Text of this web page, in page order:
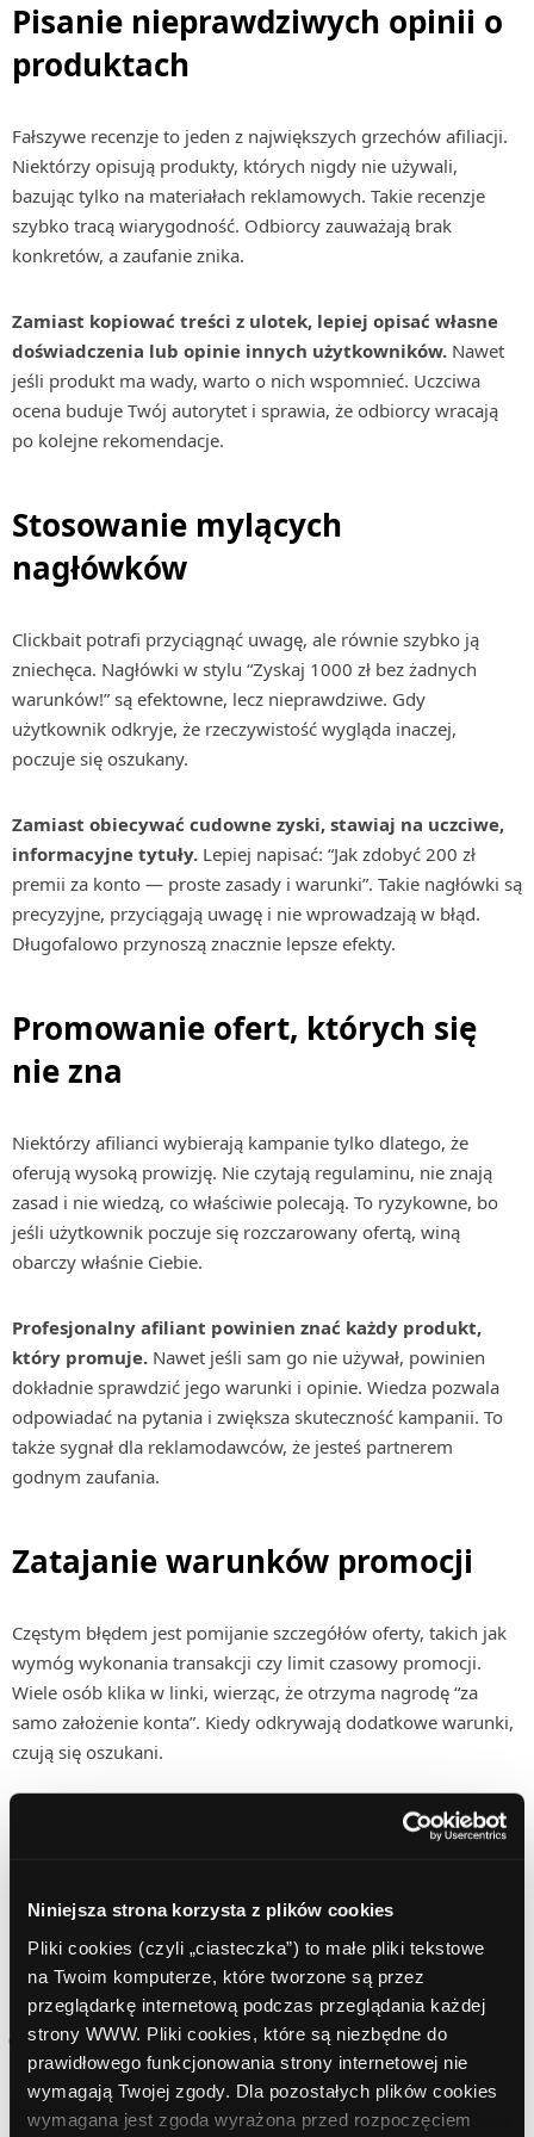
Niniejsza strona korzysta z plików cookies
Pliki cookies (czyli „ciasteczka”) to małe pliki tekstowe
na Twoim komputerze, które tworzone są przez
przeglądarkę internetową podczas przeglądania każdej
strony WWW. Pliki cookies, które są niezbędne do
prawidłowego funkcjonowania strony internetowej nie
wymagają Twojej zgody. Dla pozostałych plików cookies
wymagana jest zgoda wyrażona przed rozpoczęciem
Pisanie nieprawdziwych opinii o
produktach
Fałszywe recenzje to jeden z największych grzechów afiliacji.
Niektórzy opisują produkty, których nigdy nie używali,
bazując tylko na materiałach reklamowych. Takie recenzje
szybko tracą wiarygodność. Odbiorcy zauważają brak
konkretów, a zaufanie znika.
Zamiast kopiować treści z ulotek, lepiej opisać własne
doświadczenia lub opinie innych użytkowników. Nawet
jeśli produkt ma wady, warto o nich wspomnieć. Uczciwa
ocena buduje Twój autorytet i sprawia, że odbiorcy wracają
po kolejne rekomendacje.
Stosowanie mylących
nagłówków
Clickbait potrafi przyciągnąć uwagę, ale równie szybko ją
zniechęca. Nagłówki w stylu “Zyskaj 1000 zł bez żadnych
warunków!” są efektowne, lecz nieprawdziwe. Gdy
użytkownik odkryje, że rzeczywistość wygląda inaczej,
poczuje się oszukany.
Zamiast obiecywać cudowne zyski, stawiaj na uczciwe,
informacyjne tytuły. Lepiej napisać: “Jak zdobyć 200 zł
premii za konto — proste zasady i warunki”. Takie nagłówki są
precyzyjne, przyciągają uwagę i nie wprowadzają w błąd.
Długofalowo przynoszą znacznie lepsze efekty.
Promowanie ofert, których się
nie zna
Niektórzy afilianci wybierają kampanie tylko dlatego, że
oferują wysoką prowizję. Nie czytają regulaminu, nie znają
zasad i nie wiedzą, co właściwie polecają. To ryzykowne, bo
jeśli użytkownik poczuje się rozczarowany ofertą, winą
obarczy właśnie Ciebie.
Profesjonalny afiliant powinien znać każdy produkt,
który promuje. Nawet jeśli sam go nie używał, powinien
dokładnie sprawdzić jego warunki i opinie. Wiedza pozwala
odpowiadać na pytania i zwiększa skuteczność kampanii. To
także sygnał dla reklamodawców, że jesteś partnerem
godnym zaufania.
Zatajanie warunków promocji
Częstym błędem jest pomijanie szczegółów oferty, takich jak
wymóg wykonania transakcji czy limit czasowy promocji.
Wiele osób klika w linki, wierząc, że otrzyma nagrodę “za
samo założenie konta”. Kiedy odkrywają dodatkowe warunki,
czują się oszukani.
Tymczasem wystarczy jasno opisać zasady. Przykład? “Premia
200 zł po wykonaniu trzech płatności kartą w ciągu 30 dni”.
stracić kilka kliknięć niż reputację, którą buduje się
miesiącami.
Jak zachować autentyczność
i zaufanie odbiorców?